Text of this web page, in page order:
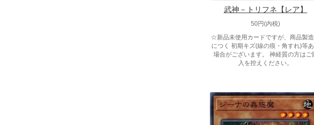
武神－トリフネ【レア】
50円(内税)
☆新品未使用カードですが、商品製
につく 初期キズ(線の痕・角すれ)等
場合がございます。 神経質の方はご
入を控えください。